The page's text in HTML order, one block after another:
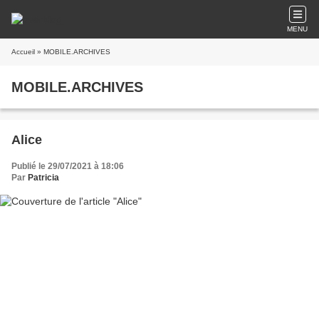
MENU
Accueil » MOBILE.ARCHIVES
MOBILE.ARCHIVES
Alice
Publié le 29/07/2021 à 18:06
Par Patricia